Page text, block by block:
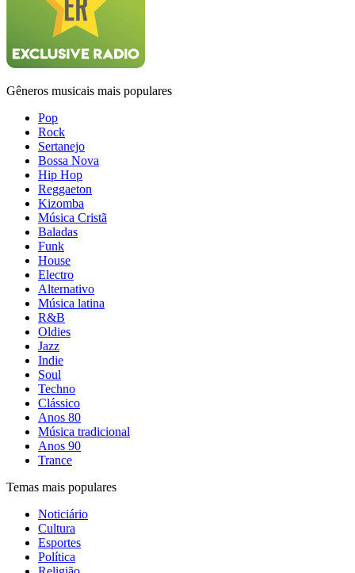
Gêneros musicais mais populares
Pop
Rock
Sertanejo
Bossa Nova
Hip Hop
Reggaeton
Kizomba
Música Cristã
Baladas
Funk
House
Electro
Alternativo
Música latina
R&B
Oldies
Jazz
Indie
Soul
Techno
Clássico
Anos 80
Música tradicional
Anos 90
Trance
Temas mais populares
Noticiário
Cultura
Esportes
Política